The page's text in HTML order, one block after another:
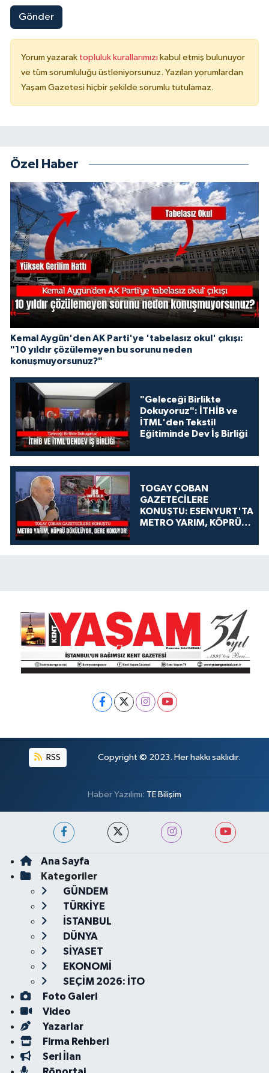
Gönder
Yorum yazarak topluluk kurallarımızı kabul etmiş bulunuyor
ve tüm sorumluluğu üstleniyorsunuz. Yazılan yorumlardan
Yaşam Gazetesi hiçbir şekilde sorumlu tutulamaz.
Özel Haber
Kemal Aygün'den AK Parti'ye 'tabelasız okul' çıkışı:
"10 yıldır çözülemeyen bu sorunu neden
konuşmuyorsunuz?"
"Geleceği Birlikte
Dokuyoruz": İTHİB ve
İTML'den Tekstil
Eğitiminde Dev İş Birliği
TOGAY ÇOBAN
GAZETECİLERE
KONUŞTU: ESENYURT'TA
METRO YARIM, KÖPRÜ
KOKUYOR!
RSS Copyright © 2023. Her hakkı saklıdır.
Haber Yazılımı: TE Bilişim
Ana Sayfa
Kategoriler
GÜNDEM
TÜRKİYE
İSTANBUL
DÜNYA
SİYASET
EKONOMİ
SEÇİM 2026: İTO
Foto Galeri
Video
Yazarlar
Firma Rehberi
Seri İlan